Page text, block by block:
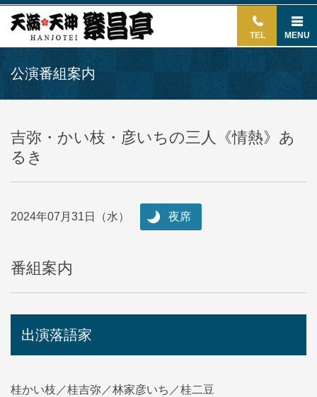
TEL MENU
公演番組案内
吉弥・かい枝・彦いちの三人《情熱》あ
るき
2024年07月31日（水） 夜席
番組案内
出演落語家
桂かい枝／桂吉弥／林家彦いち／桂二豆